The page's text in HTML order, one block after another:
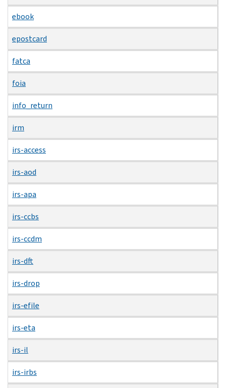
ebook
epostcard
fatca
foia
info_return
irm
irs-access
irs-aod
irs-apa
irs-ccbs
irs-ccdm
irs-dft
irs-drop
irs-efile
irs-eta
irs-il
irs-irbs